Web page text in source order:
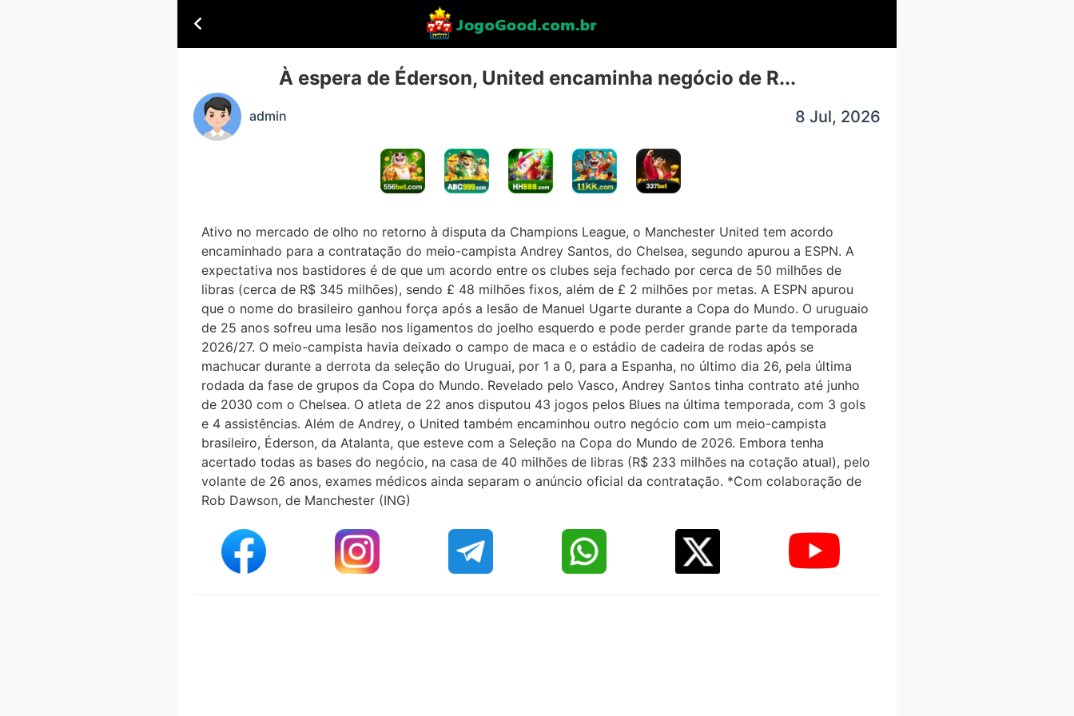
À espera de Éderson, United encaminha negócio de R...
admin 8 Jul, 2026
Ativo no mercado de olho no retorno à disputa da Champions League, o Manchester United tem acordo
encaminhado para a contratação do meio-campista Andrey Santos, do Chelsea, segundo apurou a ESPN. A
expectativa nos bastidores é de que um acordo entre os clubes seja fechado por cerca de 50 milhões de
libras (cerca de R$ 345 milhões), sendo £ 48 milhões fixos, além de £ 2 milhões por metas. A ESPN apurou
que o nome do brasileiro ganhou força após a lesão de Manuel Ugarte durante a Copa do Mundo. O uruguaio
de 25 anos sofreu uma lesão nos ligamentos do joelho esquerdo e pode perder grande parte da temporada
2026/27. O meio-campista havia deixado o campo de maca e o estádio de cadeira de rodas após se
machucar durante a derrota da seleção do Uruguai, por 1 a 0, para a Espanha, no último dia 26, pela última
rodada da fase de grupos da Copa do Mundo. Revelado pelo Vasco, Andrey Santos tinha contrato até junho
de 2030 com o Chelsea. O atleta de 22 anos disputou 43 jogos pelos Blues na última temporada, com 3 gols
e 4 assistências. Além de Andrey, o United também encaminhou outro negócio com um meio-campista
brasileiro, Éderson, da Atalanta, que esteve com a Seleção na Copa do Mundo de 2026. Embora tenha
acertado todas as bases do negócio, na casa de 40 milhões de libras (R$ 233 milhões na cotação atual), pelo
volante de 26 anos, exames médicos ainda separam o anúncio oficial da contratação. *Com colaboração de
Rob Dawson, de Manchester (ING)